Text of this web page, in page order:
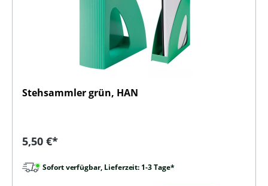
Stehsammler grün, HAN
Regulärer Preis:
5,50 €*
Sofort verfügbar, Lieferzeit: 1-3 Tage*